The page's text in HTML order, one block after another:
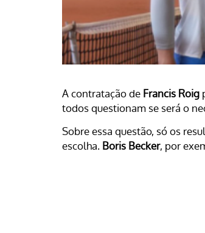
A contratação de Francis Roig
todos questionam se será o
Sobre essa questão, só os
escolha. Boris Becker, por